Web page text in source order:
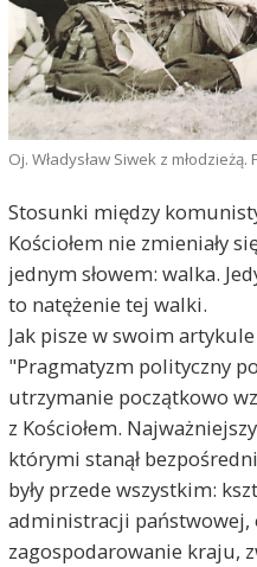
Oj. Władysław Siwek z
Stosunki między
Kościołem nie zmieniały
jednym słowem: walka.
to natężenie tej walki.
Jak pisze w swoim
"Pragmatyzm polityczny
utrzymanie początkowo
z Kościołem.
którymi stanął
były przede wszystkim:
administracji państwowej,
zagospodarowanie kraju,